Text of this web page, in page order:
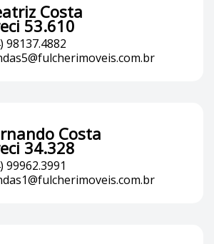
Costa
53.610
98137.4882
Costa
34.328
99962.3991